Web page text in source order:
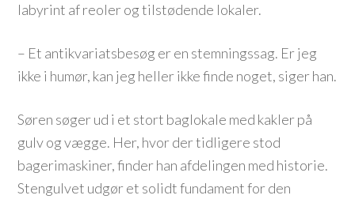
labyrint af reoler og tilstødende lokaler.
– Et antikvariatsbesøg er en stemningssag. Er jeg
ikke i humør, kan jeg heller ikke finde noget, siger han.
Søren søger ud i et stort baglokale med kakler på
gulv og vægge. Her, hvor der tidligere stod
bagerimaskiner, finder han afdelingen med historie.
Stengulvet udgør et solidt fundament for den